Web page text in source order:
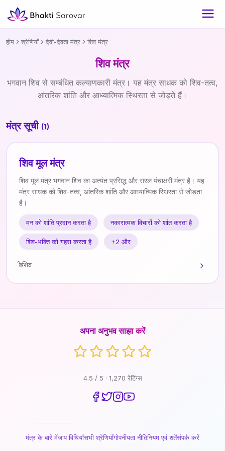
होम श्रेणियाँ देवी-देवता मंत्र शिव मंत्र
शिव मंत्र
भगवान शिव से सम्बंधित कल्याणकारी मंत्र। यह मंत्र साधक को शिव-तत्व,
आंतरिक शांति और आध्यात्मिक स्थिरता से जोड़ते हैं।
मंत्र सूची (1)
शिव मूल मंत्र
शिव मूल मंत्र भगवान शिव का अत्यंत प्रसिद्ध और सरल पंचाक्षरी मंत्र है। यह
मंत्र साधक को शिव-तत्व, आंतरिक शांति और आध्यात्मिक स्थिरता से जोड़ता
है।
मन को शांति प्रदान करता है नकारात्मक विचारों को शांत करता है
शिव-भक्ति को गहरा करता है +2 और
श्री शिव
अपना अनुभव साझा करें
4.5 / 5 · 1,270 रेटिंग्स
मंत्र के बारे मेंजाप विधियाँसभी श्रेणियाँगोपनीयता नीतिनियम एवं शर्तेंसंपर्क करें